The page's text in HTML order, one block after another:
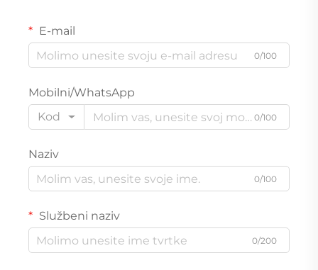
E-mail
0/100
Mobilni/WhatsApp
Kod
0/100
Naziv
0/100
Službeni naziv
0/200